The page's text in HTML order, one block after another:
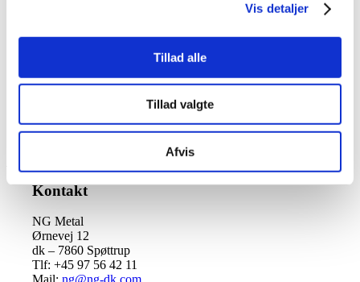
Vis detaljer
Tillad alle
Tillad valgte
Afvis
Kontakt
NG Metal
Ørnevej 12
dk – 7860 Spøttrup
Tlf: +45 97 56 42 11